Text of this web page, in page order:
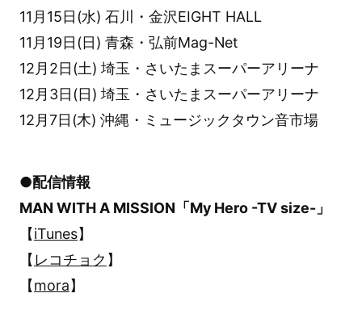
11月15日(水) 石川・金沢EIGHT HALL
11月19日(日) 青森・弘前Mag-Net
12月2日(土) 埼玉・さいたまスーパーアリーナ
12月3日(日) 埼玉・さいたまスーパーアリーナ
12月7日(木) 沖縄・ミュージックタウン音市場
●配信情報
MAN WITH A MISSION「My Hero -TV size-」
【iTunes】
【 レコチョク 】
【mora】